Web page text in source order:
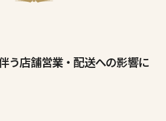
う店舗営業・配送への影響に